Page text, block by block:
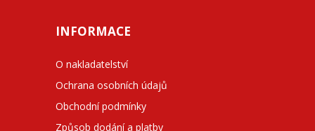
INFORMACE
O nakladatelství
Ochrana osobních údajů
Obchodní podmínky
Způsob dodání a platby